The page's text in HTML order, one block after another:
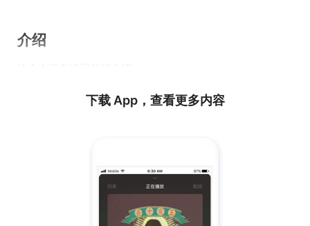
介绍
下载 App，查看更多内容